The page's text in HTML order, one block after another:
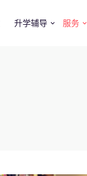
升学辅导 服务